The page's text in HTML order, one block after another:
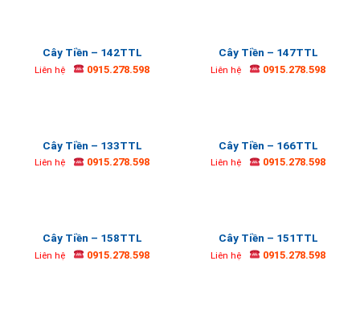
Cây Tiền – 142TTL
Liên hệ 0915.278.598
Cây Tiền – 147TTL
Liên hệ 0915.278.598
Cây Tiền – 133TTL
Liên hệ 0915.278.598
Cây Tiền – 166TTL
Liên hệ 0915.278.598
Cây Tiền – 158TTL
Liên hệ 0915.278.598
Cây Tiền – 151TTL
Liên hệ 0915.278.598